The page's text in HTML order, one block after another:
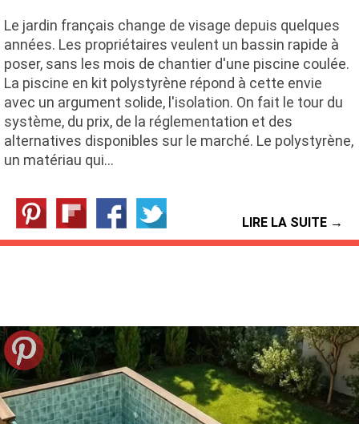
Le jardin français change de visage depuis quelques
années. Les propriétaires veulent un bassin rapide à
poser, sans les mois de chantier d'une piscine coulée.
La piscine en kit polystyrène répond à cette envie
avec un argument solide, l'isolation. On fait le tour du
système, du prix, de la réglementation et des
alternatives disponibles sur le marché. Le polystyrène,
un matériau qui…
LIRE LA SUITE →